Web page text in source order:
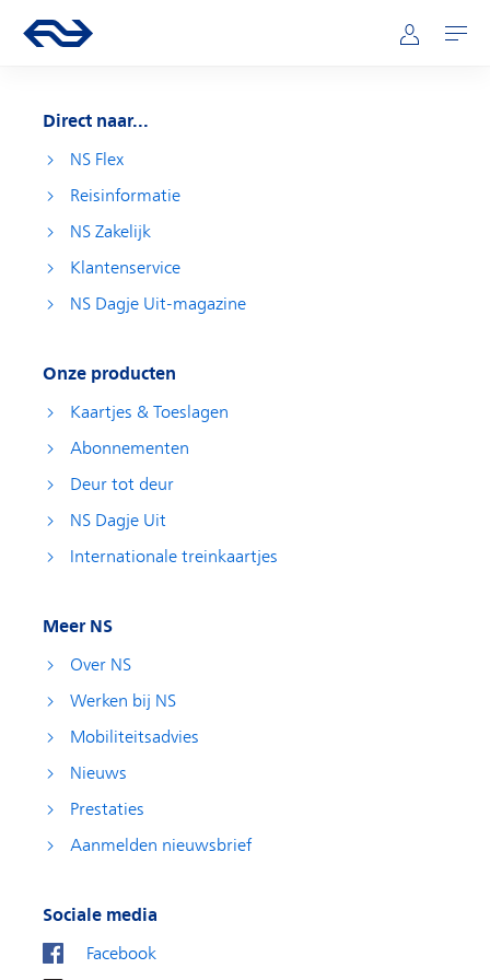
Hoofdnavigatie
Ga naar de homepage van ns.nl Mijn NS
Openen
Direct naar...
NS Flex
Reisinformatie
NS Zakelijk
Klantenservice
NS Dagje Uit-magazine
Onze producten
Kaartjes & Toeslagen
Abonnementen
Deur tot deur
NS Dagje Uit
Internationale treinkaartjes
Meer NS
Over NS
Werken bij NS
Mobiliteitsadvies
Nieuws
Prestaties
Aanmelden nieuwsbrief
Sociale media
Facebook